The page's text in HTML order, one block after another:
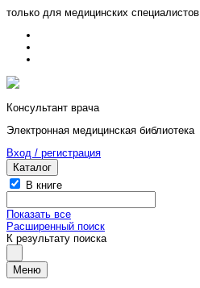
только для медицинских специалистов
Консультант врача
Электронная медицинская библиотека
Вход / регистрация
Каталог
В книге
Показать все
Расширенный поиск
К результату поиска
Меню